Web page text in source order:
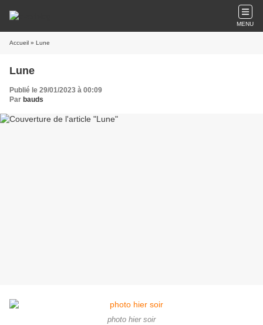
MENU
Accueil » Lune
Lune
Publié le 29/01/2023 à 00:09
Par bauds
photo hier soir